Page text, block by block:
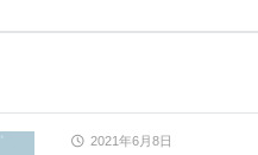
2021年6月8日